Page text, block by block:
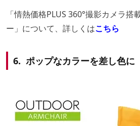
「情熱価格PLUS 360°撮影カメラ搭
ー」について、詳しくはこちら
6. ポップなカラーを差し色に